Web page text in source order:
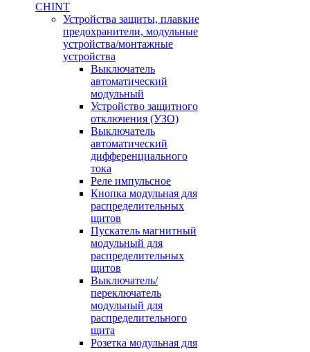
CHINT
Устройства защиты, плавкие
предохранители, модульные
устройства/монтажные
устройства
Выключатель
автоматический
модульный
Устройство защитного
отключения (УЗО)
Выключатель
автоматический
дифференциального
тока
Реле импульсное
Кнопка модульная для
распределительных
щитов
Пускатель магнитный
модульный для
распределительных
щитов
Выключатель/
переключатель
модульный для
распределительного
щита
Розетка модульная для